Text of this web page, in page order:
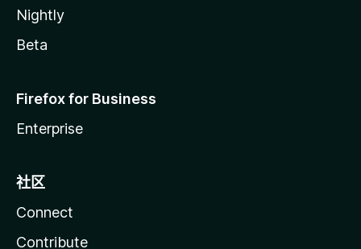
Nightly
Beta
Firefox for Business
Enterprise
社区
Connect
Contribute